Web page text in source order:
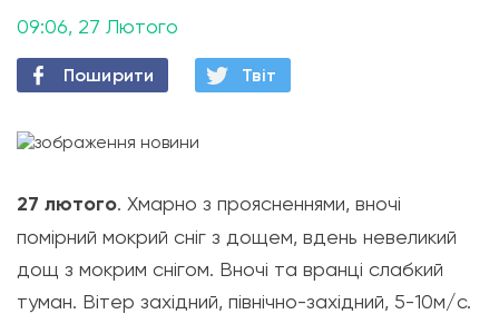
09:06, 27 Лютого
Поширити Твiт
27 лютого. Хмарно з проясненнями, вночі
помірний мокрий сніг з дощем, вдень невеликий
дощ з мокрим снігом. Вночі та вранці слабкий
туман. Вітер західний, північно-західний, 5-10м/с.